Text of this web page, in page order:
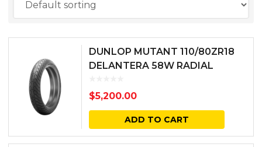
DUNLOP MUTANT 110/80ZR18
DELANTERA 58W RADIAL
$5,200.00
ADD TO CART